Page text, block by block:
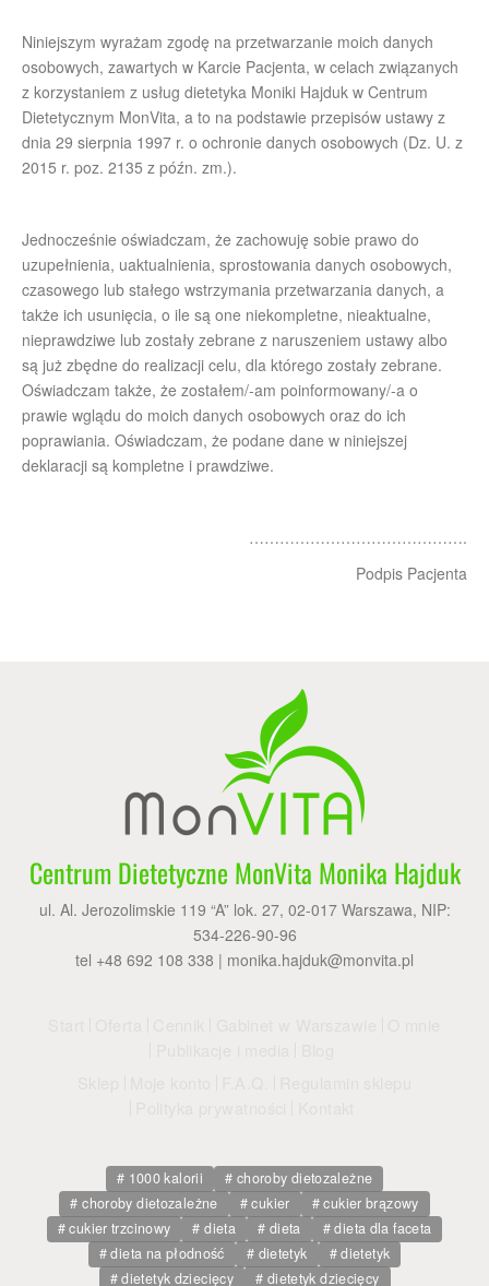
Niniejszym wyrażam zgodę na przetwarzanie moich danych
osobowych, zawartych w Karcie Pacjenta, w celach związanych
z korzystaniem z usług dietetyka Moniki Hajduk w Centrum
Dietetycznym MonVita, a to na podstawie przepisów ustawy z
dnia 29 sierpnia 1997 r. o ochronie danych osobowych (Dz. U. z
2015 r. poz. 2135 z późn. zm.).
Jednocześnie oświadczam, że zachowuję sobie prawo do
uzupełnienia, uaktualnienia, sprostowania danych osobowych,
czasowego lub stałego wstrzymania przetwarzania danych, a
także ich usunięcia, o ile są one niekompletne, nieaktualne,
nieprawdziwe lub zostały zebrane z naruszeniem ustawy albo
są już zbędne do realizacji celu, dla którego zostały zebrane.
Oświadczam także, że zostałem/-am poinformowany/-a o
prawie wglądu do moich danych osobowych oraz do ich
poprawiania. Oświadczam, że podane dane w niniejszej
deklaracji są kompletne i prawdziwe.
…………………………………….
Podpis Pacjenta
Centrum Dietetyczne MonVita Monika Hajduk
ul. Al. Jerozolimskie 119 “A” lok. 27, 02-017 Warszawa, NIP:
534-226-90-96
tel +48 692 108 338 | monika.hajduk@monvita.pl
1000 kalorii
choroby dietozależne
choroby dietozależne
cukier
cukier brązowy
cukier trzcinowy
dieta dieta
dieta dla faceta
dieta na płodność
dietetyk
dietetyk
dietetyk dziecięcy
dietetyk dziecięcy